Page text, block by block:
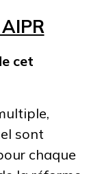
cet
sont
chaque